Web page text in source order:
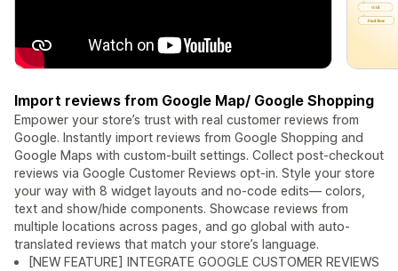
Import reviews from Google Map/ Google Shopping
Empower your store’s trust with real customer reviews from
Google. Instantly import reviews from Google Shopping and
Google Maps with custom-built settings. Collect post-checkout
reviews via Google Customer Reviews opt-in. Style your store
your way with 8 widget layouts and no-code edits— colors,
text and show/hide components. Showcase reviews from
multiple locations across pages, and go global with auto-
translated reviews that match your store’s language.
[NEW FEATURE] INTEGRATE GOOGLE CUSTOMER REVIEWS